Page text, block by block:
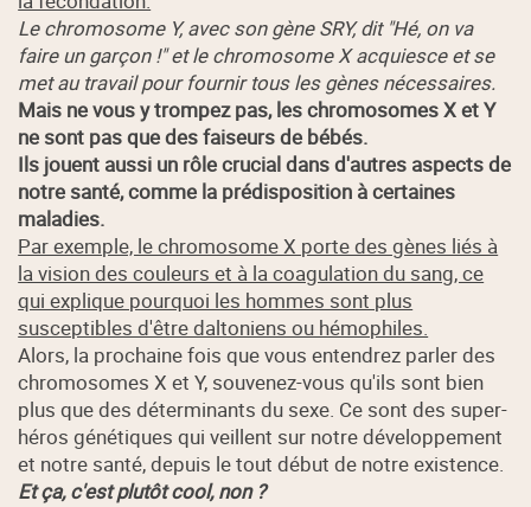
Le chromosome Y, avec son gène SRY, dit "Hé, on va
faire un garçon !" et le chromosome X acquiesce et se
met au travail pour fournir tous les gènes nécessaires.
Mais ne vous y trompez pas, les chromosomes X et Y
ne sont pas que des faiseurs de bébés.
Ils jouent aussi un rôle crucial dans d'autres aspects de
notre santé, comme la prédisposition à certaines
maladies.
Par exemple, le chromosome X porte des gènes liés à
la vision des couleurs et à la coagulation du sang, ce
qui explique pourquoi les hommes sont plus
susceptibles d'être daltoniens ou hémophiles.
Alors, la prochaine fois que vous entendrez parler des
chromosomes X et Y, souvenez-vous qu'ils sont bien
plus que des déterminants du sexe. Ce sont des super-
héros génétiques qui veillent sur notre développement
et notre santé, depuis le tout début de notre existence.
Et ça, c'est plutôt cool, non ?